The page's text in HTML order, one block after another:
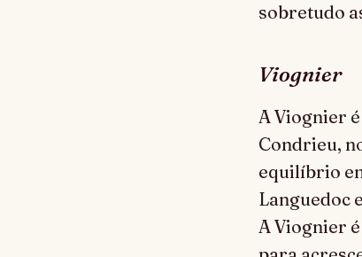
sobretudo
Viognier
A Viognier
Condrieu,
equilíbrio
Languedoc
A Viognier